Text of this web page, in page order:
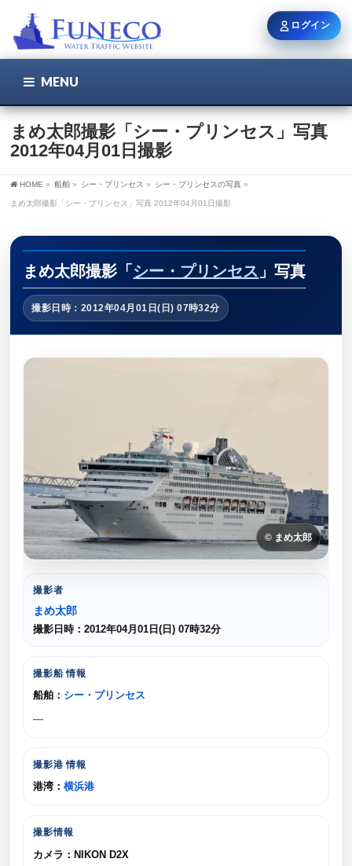
MENU
まめ太郎撮影「シー・プリンセス」写真
2012年04月01日撮影
HOME » 船舶 » シー・プリンセス » シー・プリンセスの写真 »
まめ太郎撮影「シー・プリンセス」写真 2012年04月01日撮影
まめ太郎撮影「 シー・プリンセス 」写真
撮影日時：2012年04月01日(日) 07時32分
© まめ太郎
撮影者
まめ太郎
撮影日時：2012年04月01日(日) 07時32分
撮影船 情報
船舶： シー・プリンセス
—
撮影港 情報
港湾：横浜港
撮影情報
カメラ：NIKON D2X
ログイン
ユーザー名 / メール
パスワード
新規登録 パスワードを忘れた方